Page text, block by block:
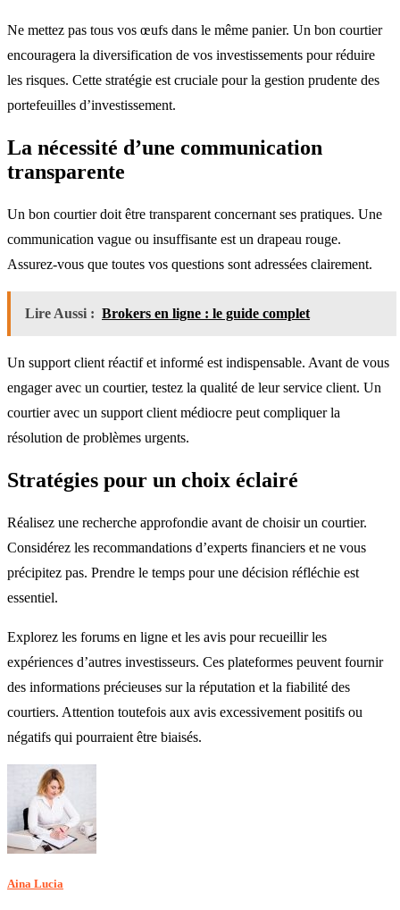
Ne mettez pas tous vos œufs dans le même panier. Un bon courtier
encouragera la diversification de vos investissements pour réduire
les risques. Cette stratégie est cruciale pour la gestion prudente des
portefeuilles d’investissement.
La nécessité d’une communication
transparente
Un bon courtier doit être transparent concernant ses pratiques. Une
communication vague ou insuffisante est un drapeau rouge.
Assurez-vous que toutes vos questions sont adressées clairement.
Lire Aussi : Brokers en ligne : le guide complet
Un support client réactif et informé est indispensable. Avant de vous
engager avec un courtier, testez la qualité de leur service client. Un
courtier avec un support client médiocre peut compliquer la
résolution de problèmes urgents.
Stratégies pour un choix éclairé
Réalisez une recherche approfondie avant de choisir un courtier.
Considérez les recommandations d’experts financiers et ne vous
précipitez pas. Prendre le temps pour une décision réfléchie est
essentiel.
Explorez les forums en ligne et les avis pour recueillir les
expériences d’autres investisseurs. Ces plateformes peuvent fournir
des informations précieuses sur la réputation et la fiabilité des
courtiers. Attention toutefois aux avis excessivement positifs ou
négatifs qui pourraient être biaisés.
Aina Lucia